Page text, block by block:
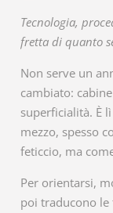
Tecnologia,
fretta di quanto
Non serve un
cambiato:
superficialità. È
mezzo, spesso
feticcio, ma
Per orientarsi,
poi traducono